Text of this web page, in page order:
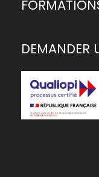
DEMANDER